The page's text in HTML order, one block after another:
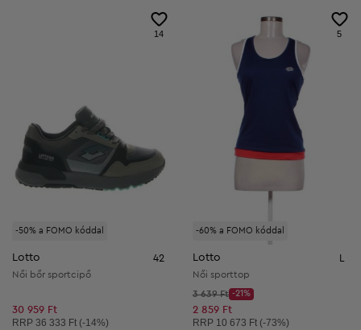
-50% a FOMO kóddal
14
Lotto 42
Női bőr sportcipő
30 959 Ft
Ajánlott ár:
RRP 36 333 Ft (-14%)
-60% a FOMO kóddal
5
Lotto
Női sporttop
Kezdő ár:
3 639 Ft
Discount Price:
-21%
Csökkentett ár:
2 859 Ft
Ajánlott ár:
RRP 10 673 Ft (-73%)